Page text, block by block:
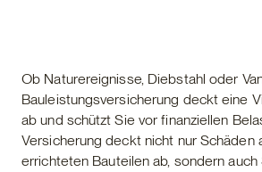
Ob Naturereignisse, Diebstahl oder
Bauleistungsversicherung deckt eine
ab und schützt Sie vor finanziellen
Versicherung deckt nicht nur Schäden
errichteten Bauteilen ab, sondern auch